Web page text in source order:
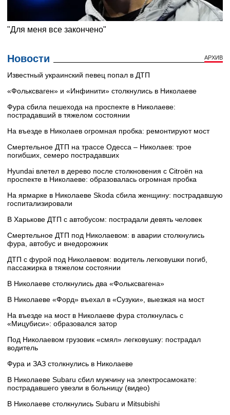
Новости АРХИВ
Известный украинский певец попал в ДТП
«Фольксваген» и «Инфинити» столкнулись в Николаеве
Фура сбила пешехода на проспекте в Николаеве:
пострадавший в тяжелом состоянии
На въезде в Николаев огромная пробка: ремонтируют мост
Смертельное ДТП на трассе Одесса – Николаев: трое
погибших, семеро пострадавших
Hyundai влетел в дерево после столкновения с Citroën на
проспекте в Николаеве: образовалась огромная пробка
На ярмарке в Николаеве Skoda сбила женщину: пострадавшую
госпитализировали
В Харькове ДТП с автобусом: пострадали девять человек
Смертельное ДТП под Николаевом: в аварии столкнулись
фура, автобус и внедорожник
ДТП с фурой под Николаевом: водитель легковушки погиб,
пассажирка в тяжелом состоянии
В Николаеве столкнулись два «Фольксвагена»
В Николаеве «Форд» въехал в «Сузуки», выезжая на мост
На въезде на мост в Николаеве фура столкнулась с
«Мицубиси»: образовался затор
Под Николаевом грузовик «смял» легковушку: пострадал
водитель
Фура и ЗАЗ столкнулись в Николаеве
В Николаеве Subaru сбил мужчину на электросамокате:
пострадавшего увезли в больницу (видео)
В Николаеве столкнулись Subaru и Mitsubishi